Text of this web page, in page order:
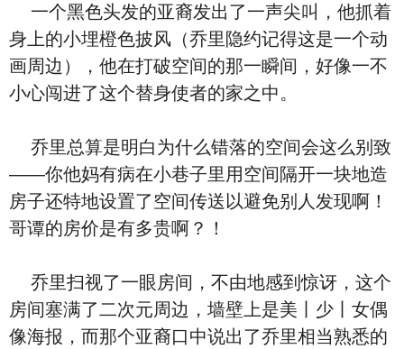
一个黑色头发的亚裔发出了一声尖叫，他抓着
身上的小埋橙色披风（乔里隐约记得这是一个动
画周边），他在打破空间的那一瞬间，好像一不
小心闯进了这个替身使者的家之中。
乔里总算是明白为什么错落的空间会这么别致
——你他妈有病在小巷子里用空间隔开一块地造
房子还特地设置了空间传送以避免别人发现啊！
哥谭的房价是有多贵啊？！
乔里扫视了一眼房间，不由地感到惊讶，这个
房间塞满了二次元周边，墙壁上是美丨少丨女偶
像海报，而那个亚裔口中说出了乔里相当熟悉的